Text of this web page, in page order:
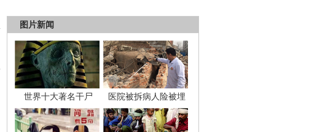
图片新闻
世界十大著名干尸 医院被拆病人险被埋